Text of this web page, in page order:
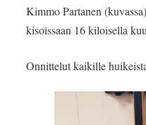
Kimmo Partanen
kisoissaan 16 kiloisella
Onnittelut kaikille